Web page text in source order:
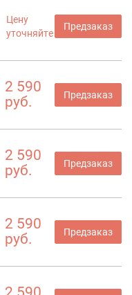
Цену
уточняйте
Предзаказ
2 590
руб.
Предзаказ
2 590
руб.
Предзаказ
2 590
руб.
Предзаказ